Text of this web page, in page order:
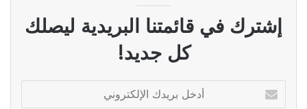
إشترك في قائمتنا البريدية ليصلك
كل جديد!
بريدك